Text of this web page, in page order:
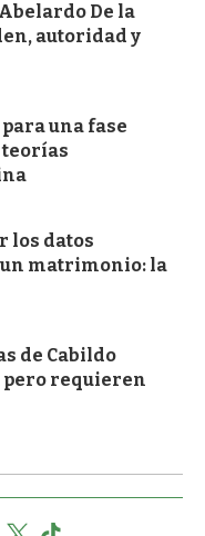
De la
autoridad y
una fase
teorías
los datos
un matrimonio: la
de Cabildo
pero requieren